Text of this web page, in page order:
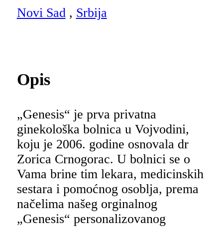
Novi Sad , Srbija
Opis
„Genesis“ je prva privatna
ginekološka bolnica u Vojvodini,
koju je 2006. godine osnovala dr
Zorica Crnogorac. U bolnici se o
Vama brine tim lekara, medicinskih
sestara i pomoćnog osoblja, prema
načelima našeg orginalnog
„Genesis“ personalizovanog